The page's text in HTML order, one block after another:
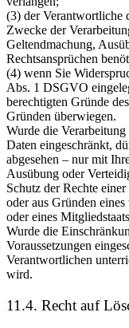
(3) der Verantwortliche
Zwecke der
Geltendmachung,
Rechtsansprüchen
(4) wenn Sie
Abs. 1 DSGVO
berechtigten Gründe
Gründen überwiegen.
Wurde die Verarbeitung
Daten eingeschränkt,
abgesehen – nur mit
Ausübung oder
Schutz der Rechte
oder aus Gründen
oder eines
Wurde die
Voraussetzungen
Verantwortlichen
wird.
11.4. Recht auf